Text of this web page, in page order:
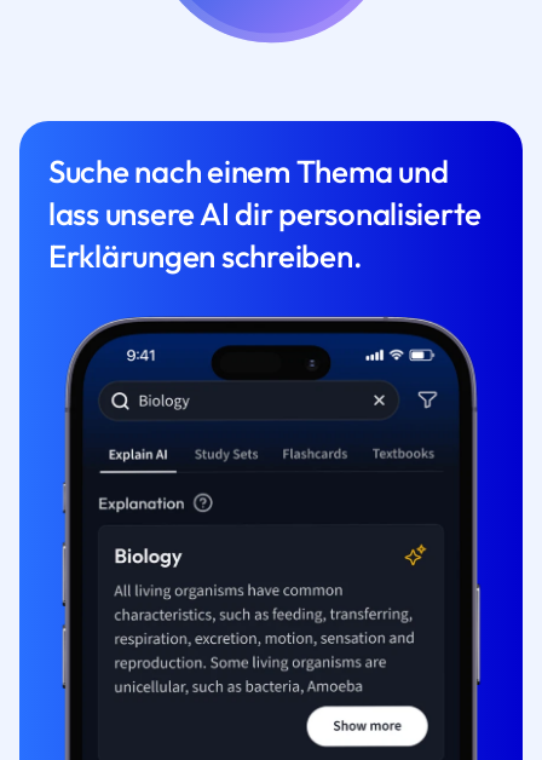
Suche nach einem Thema und
lass unsere AI dir personalisierte
Erklärungen schreiben.